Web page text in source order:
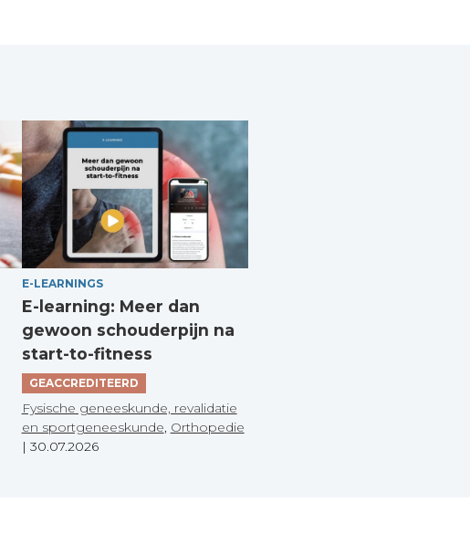
E-LEARNINGS
E-learning: Meer dan
gewoon schouderpijn na
start-to-fitness
GEACCREDITEERD
Fysische geneeskunde, revalidatie
en sportgeneeskunde Orthopedie
| 30.07.2026